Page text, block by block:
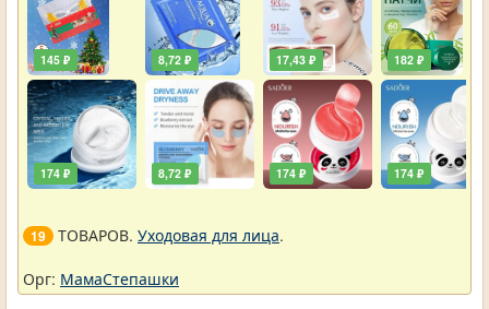
145 ₽
174 ₽
8,72 ₽
8,72 ₽
17,43 ₽
174 ₽
182 ₽
174 ₽
19 ТОВАРОВ. Уходовая для лица.
Орг: МамаСтепашки